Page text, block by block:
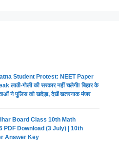
Student Protest: NEET Paper
लाठी-गोली की सरकार नहीं चलेगी! बिहार के
ने पुलिस को खदेड़ा, देखें खतरनाक मंजर
Board Class 10th Math
PDF Download (3 July) | 10th
Answer Key